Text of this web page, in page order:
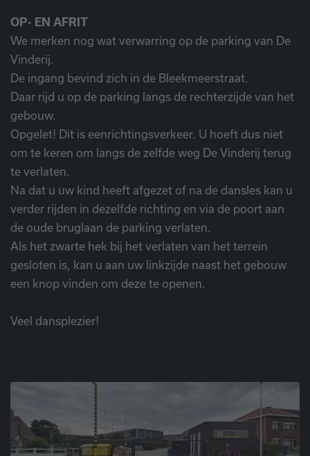
OP- EN AFRIT
We merken nog wat verwarring op de parking van De
Vinderij.
De ingang bevind zich in de Bleekmeerstraat.
Daar rijd u op de parking langs de rechterzijde van het
gebouw.
Opgelet! Dit is eenrichtingsverkeer. U hoeft dus niet
om te keren om langs de zelfde weg De Vinderij terug
te verlaten.
Na dat u uw kind heeft afgezet of na de dansles kan u
verder rijden in dezelfde richting en via de poort aan
de oude bruglaan de parking verlaten.
Als het zwarte hek bij het verlaten van het terrein
gesloten is, kan u aan uw linkzijde naast het gebouw
een knop vinden om deze te openen.
Veel dansplezier!